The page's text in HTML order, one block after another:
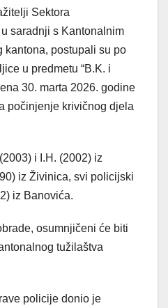
Sektora
saradnji s Kantonalnim
kantona, postupali su po
u predmetu “B.K. i
30. marta 2026. godine
počinjenje krivičnog djela
i I.H. (2002) iz
iz Živinica, svi policijski
iz Banovića.
osumnjičeni će biti
tužilaštva
policije donio je